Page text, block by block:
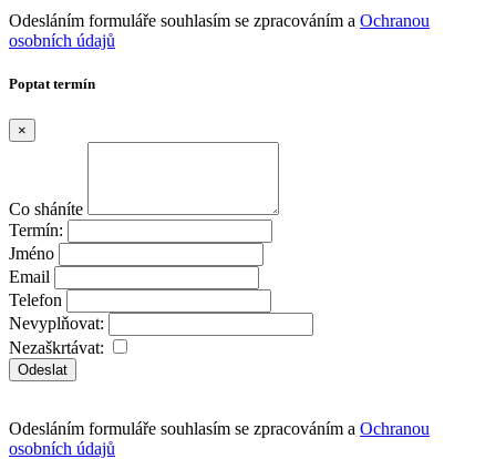
Odesláním formuláře souhlasím se zpracováním a Ochranou
osobních údajů
Poptat termín
×
Co sháníte
Termín:
Jméno
Email
Telefon
Nevyplňovat:
Nezaškrtávat:
Odeslat
Odesláním formuláře souhlasím se zpracováním a Ochranou
osobních údajů